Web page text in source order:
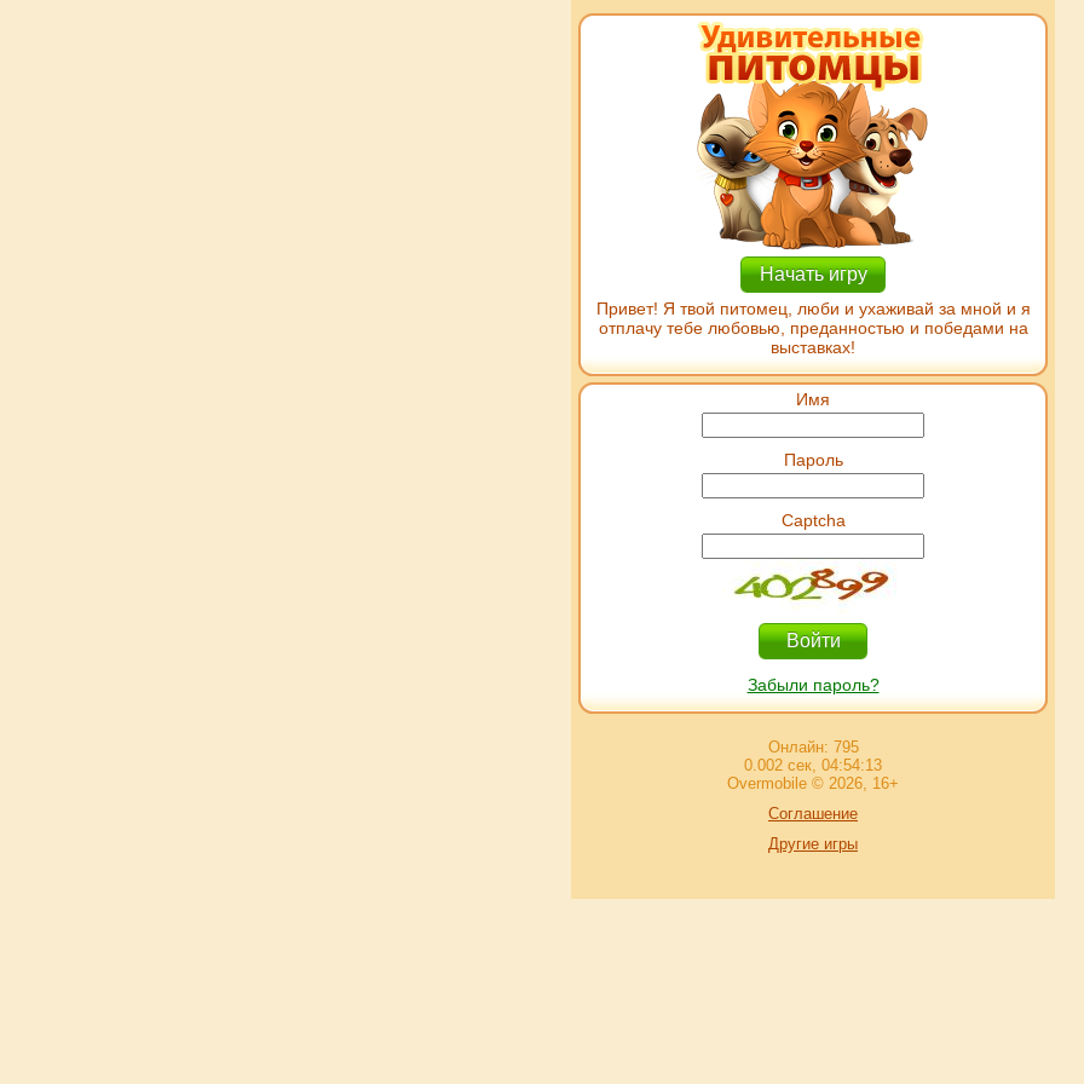
Начать игру
Привет! Я твой питомец, люби и ухаживай за мной и я
отплачу тебе любовью, преданностью и победами на
выставках!
Имя
Пароль
Captcha
Забыли пароль?
Онлайн: 795
0.002 сек, 04:54:13
Overmobile © 2026, 16+
Соглашение
Другие игры